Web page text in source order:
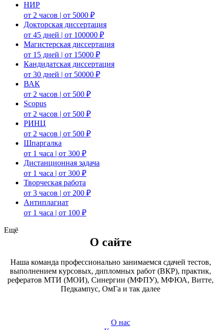
НИР
от 2 часов | от 5000 ₽
Докторская диссертация
от 45 дней | от 100000 ₽
Магистерская диссертация
от 15 дней | от 15000 ₽
Кандидатская диссертация
от 30 дней | от 50000 ₽
ВАК
от 2 часов | от 500 ₽
Scopus
от 2 часов | от 500 ₽
РИНЦ
от 2 часов | от 500 ₽
Шпаргалка
от 1 часа | от 300 ₽
Дистанционная задача
от 1 часа | от 300 ₽
Творческая работа
от 3 часов | от 200 ₽
Антиплагиат
от 1 часа | от 100 ₽
Ещё
О сайте
Наша команда профессионально занимаемся сдачей тестов,
выполнением курсовых, дипломных работ (ВКР), практик,
рефератов МТИ (МОИ), Синергии (МФПУ), МФЮА, Витте,
Педкампус, ОмГа и так далее
О нас